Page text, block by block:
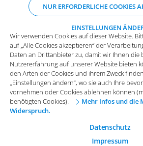
Impressum
Allgemeine
Karriere bei Arvato Systems
Wir verwenden Cookies auf dieser Website.
auf „Alle Cookies akzeptieren“ der
Daten an Drittanbieter zu, damit wir Ihnen die
Nutzererfahrung auf unserer Website bieten
den Arten der Cookies und ihrem Zweck
„Einstellungen ändern“, wo sie auch Ihre
vornehmen oder Cookies ablehnen können
benötigten Cookies).
Mehr Infos und die
Widerspruch.
Datenschutz
Impressum
NUR ERFORDERLICHE COOKIES
EINSTELLUNGEN
Nutzererfahrung auf unserer Website bieten
den Arten der Cookies und ihrem Zweck
„Einstellungen ändern“, wo sie auch Ihre
vornehmen oder Cookies ablehnen können
benötigten Cookies).
Mehr Infos und die
Widerspruch.
Funktionale Cookies
Diese Cookies sind essenziell
Funktion der Website.
Analytische Cookies
Analytische Cookies werden